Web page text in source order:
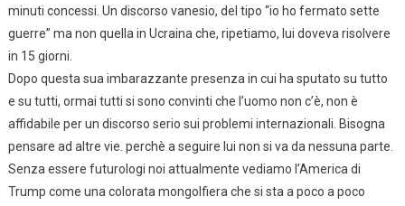
minuti concessi. Un discorso vanesio, del tipo “io ho fermato sette
guerre” ma non quella in Ucraina che, ripetiamo, lui doveva risolvere
in 15 giorni.
Dopo questa sua imbarazzante presenza in cui ha sputato su tutto
e su tutti, ormai tutti si sono convinti che l’uomo non c’è, non è
affidabile per un discorso serio sui problemi internazionali. Bisogna
pensare ad altre vie. perchè a seguire lui non si va da nessuna parte.
Senza essere futurologi noi attualmente vediamo l’America di
Trump come una colorata mongolfiera che si sta a poco a poco